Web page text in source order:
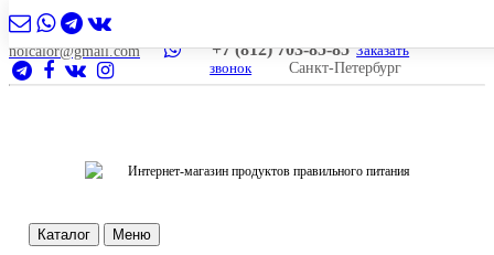
nolcalor@gmail.com +7 (812) 703-85-85 Заказать
звонок
Санкт-Петербург
Интернет-магазин продуктов правильного питания
Каталог Меню